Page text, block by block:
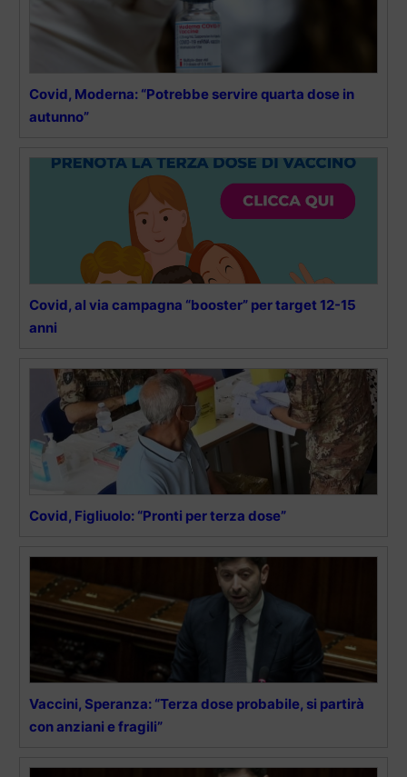
Covid, Moderna: “Potrebbe servire quarta dose in
autunno”
Covid, al via campagna “booster” per target 12-15
anni
Covid, Figliuolo: “Pronti per terza dose”
Vaccini, Speranza: “Terza dose probabile, si partirà
con anziani e fragili”